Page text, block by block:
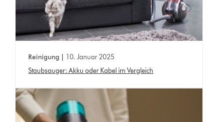
Reinigung |
10. Januar 2025
Staubsauger: Akku oder Kabel im Vergleich